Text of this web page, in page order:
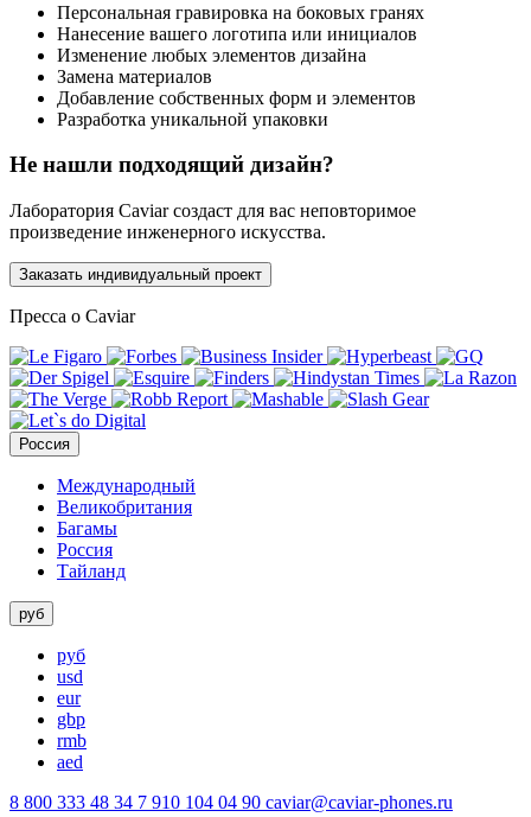
Персональная гравировка на боковых гранях
Нанесение вашего логотипа или инициалов
Изменение любых элементов дизайна
Замена материалов
Добавление собственных форм и элементов
Разработка уникальной упаковки
Не нашли подходящий дизайн?
Лаборатория Caviar создаст для вас неповторимое
произведение инженерного искусства.
Заказать индивидуальный проект
Пресса о Caviar
Россия
Международный
Великобритания
Багамы
Россия
Тайланд
руб
руб
usd
eur
gbp
rmb
aed
8 800 333 48 34 7 910 104 04 90 caviar@caviar-phones.ru